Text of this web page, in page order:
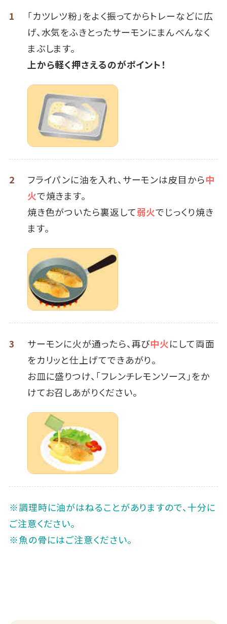
1
「カツレツ粉」をよく振ってからトレーなどに広
げ、水気をふきとったサーモンにまんべんなく
まぶします。
上から軽く押さえるのがポイント！
2 フライパンに油を入れ、サーモンは皮目から中
火で焼きます。
焼き色がついたら裏返して弱火でじっくり焼き
ます。
3 サーモンに火が通ったら、再び中火にして両面
をカリッと仕上げてできあがり。
お皿に盛りつけ、「フレンチレモンソース」をか
けてお召しあがりください。
※調理時に油がはねることがありますので、十分に
ご注意ください。
※魚の骨にはご注意ください。